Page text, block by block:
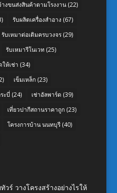
างขนส่งสินค้าตามโรงงาน(22)
รับผลิตเครื่องสำอาง (67)
รับเหมาต่อเติมครบวงจร(29)
รับเหมารีโนเวท (25)
ให้เช่า (34)
เข็มเหล็ก(23)
ะบี่ (24) เช่าอัลพาร์ด (39)
เที่ยวปากีสถานราคาถูก(23)
โครงการบ้าน นนทบุรี(40)
ร์ วางโครงสร้างอย่างไรให้